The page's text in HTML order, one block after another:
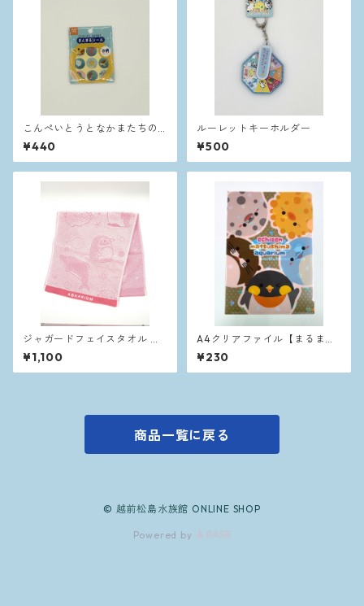
こんぺいとうとなかまたちの
まんまるシール
¥440
ルーレットキーホルダー
¥500
ジャガードフェイスタオル ピ
ンク
¥1,100
A4クリアファイル【まるま
る】
¥230
商品一覧に戻る
© 越前松島水族館 ONLINE SHOP
Powered by